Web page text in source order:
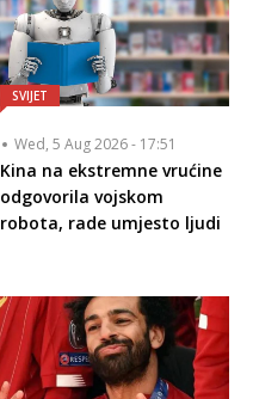
SVIJET
Wed, 5 Aug 2026 - 17:51
Kina na ekstremne vrućine
odgovorila vojskom
robota, rade umjesto ljudi